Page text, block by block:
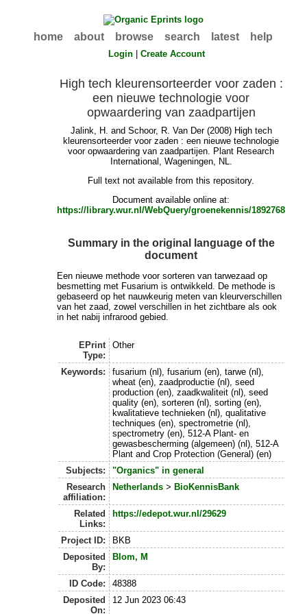
home about browse search latest help
Login |Create Account
High tech kleurensorteerder voor zaden :
een nieuwe technologie voor
opwaardering van zaadpartijen
Jalink, H. and Schoor, R. Van Der(2008) High tech
kleurensorteerder voor zaden : een nieuwe technologie
voor opwaardering van zaadpartijen. Plant Research
International, Wageningen, NL.
Full text not available from this repository.
Document available online at:
https://library.wur.nl/WebQuery/groenekennis/1892768
Summary in the original language of the
document
Een nieuwe methode voor sorteren van tarwezaad op
besmetting met Fusarium is ontwikkeld. De methode is
gebaseerd op het nauwkeurig meten van kleurverschillen
van het zaad, zowel verschillen in het zichtbare als ook
in het nabij infrarood gebied.
EPrint
Type:
Other
Keywords:
fusarium (nl), fusarium (en), tarwe (nl),
wheat (en), zaadproductie (nl), seed
production (en), zaadkwaliteit (nl), seed
quality (en), sorteren (nl), sorting (en),
kwalitatieve technieken (nl), qualitative
techniques (en), spectrometrie (nl),
spectrometry (en), 512-A Plant- en
gewasbescherming (algemeen) (nl), 512-A
Plant and Crop Protection (General) (en)
Subjects:
"Organics" in general
Research
affiliation:
Netherlands> BioKennisBank
Related
Links:
https://edepot.wur.nl/29629
Project ID:
BKB
Deposited
By:
Blom, M
ID Code:
48388
Deposited
On:
12 Jun 2023 06:43